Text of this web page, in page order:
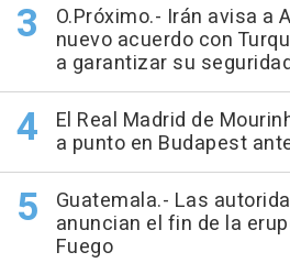
O.Próximo.- Irán avisa a
nuevo acuerdo con
a garantizar su
El Real Madrid de
a punto en Budapest
Guatemala.- Las
anuncian el fin de la
Fuego